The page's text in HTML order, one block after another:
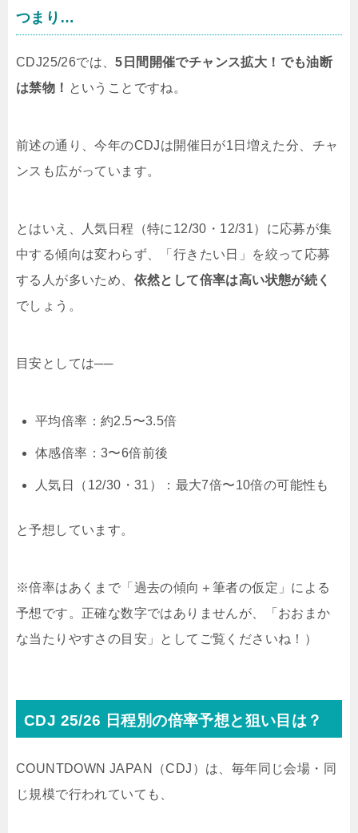
つまり…
CDJ25/26では、5日間開催でチャンス拡大！でも油断
は禁物！ ということですね。
前述の通り、今年のCDJは開催日が1日増えた分、チャ
ンスも広がっています。
とはいえ、人気日程（特に12/30・12/31）に応募が集
中する傾向は変わらず、
「行きたい日」を絞って応募
する人が多いため、 依然として倍率は高い状態が続く
でしょう。
目安としては──
平均倍率：約2.5〜3.5倍
体感倍率：3〜6倍前後
人気日（12/30・31）：最大7倍〜10倍の可能性も
と予想しています。
※倍率はあくまで「過去の傾向＋筆者の仮定」による
予想です。 正確な数字ではありませんが、
「おおまか
な当たりやすさの目安」として ご覧くださいね！）
CDJ 25/26 日程別の倍率予想と狙い目は？
COUNTDOWN JAPAN（CDJ）は、毎年同じ会場・同
じ規模で行われていても、